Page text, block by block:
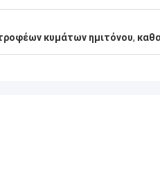
κυμάτων ημιτόνου,